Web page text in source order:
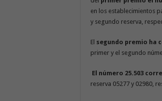
en los establecimientos
y segundo reserva,
El segundo premio ha
primer y el segundo
El número 25.503
reserva 05277 y